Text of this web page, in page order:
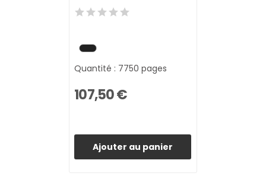
Quantité : 7750 pages
107,50 €
Ajouter au panier